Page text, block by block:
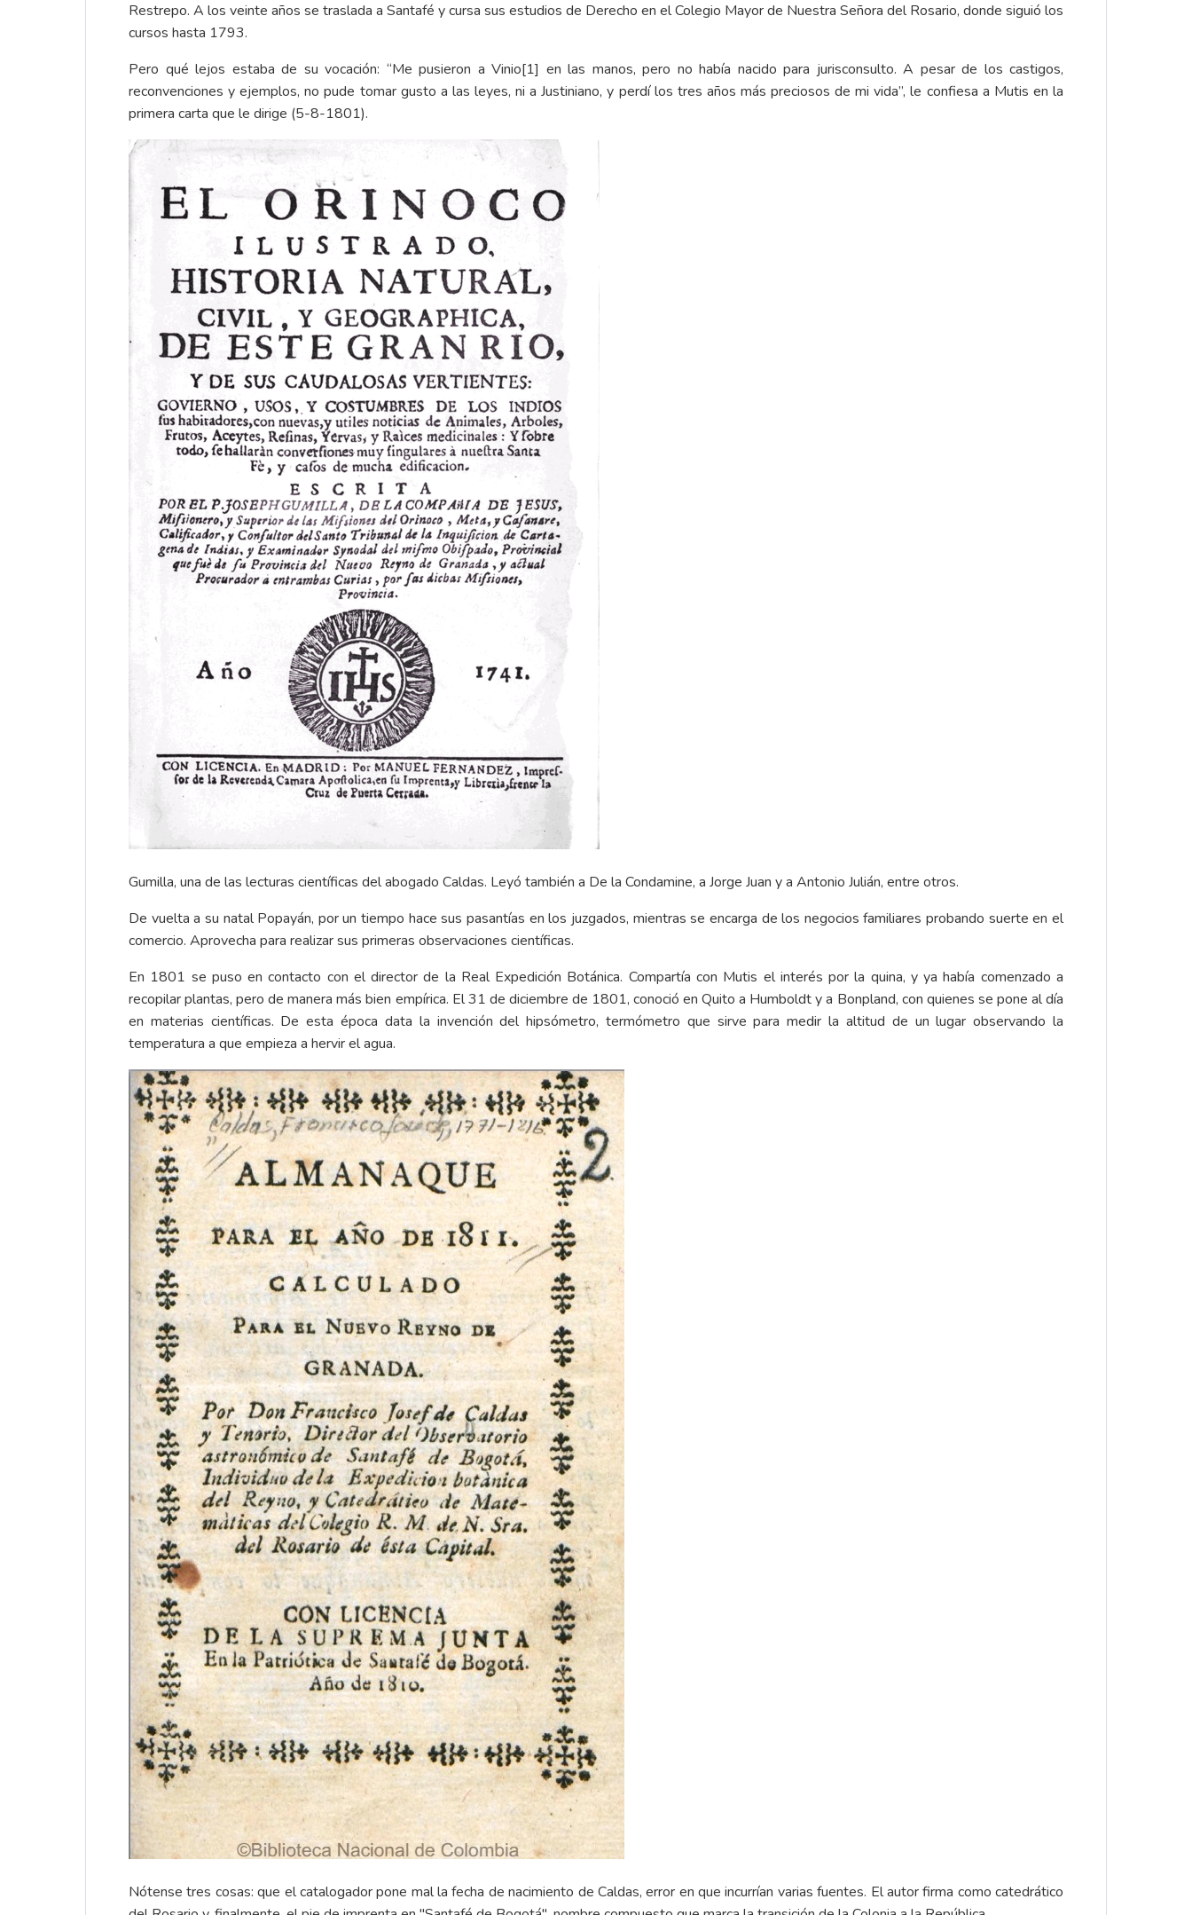
Restrepo. A los veinte años se traslada a Santafé y cursa sus estudios de Derecho en el Colegio Mayor de Nuestra Señora del Rosario, donde siguió los
cursos hasta 1793.
Pero qué lejos estaba de su vocación: “Me pusieron a Vinio[1] en las manos, pero no había nacido para jurisconsulto. A pesar de los castigos,
reconvenciones y ejemplos, no pude tomar gusto a las leyes, ni a Justiniano, y perdí los tres años más preciosos de mi vida”, le confiesa a Mutis en la
primera carta que le dirige (5-8-1801).
Gumilla, una de las lecturas científicas del abogado Caldas. Leyó también a De la Condamine, a Jorge Juan y a Antonio Julián, entre otros.
De vuelta a su natal Popayán, por un tiempo hace sus pasantías en los juzgados, mientras se encarga de los negocios familiares probando suerte en el
comercio. Aprovecha para realizar sus primeras observaciones científicas.
En 1801 se puso en contacto con el director de la Real Expedición Botánica. Compartía con Mutis el interés por la quina, y ya había comenzado a
recopilar plantas, pero de manera más bien empírica. El 31 de diciembre de 1801, conoció en Quito a Humboldt y a Bonpland, con quienes se pone al día
en materias científicas. De esta época data la invención del hipsómetro, termómetro que sirve para medir la altitud de un lugar observando la
temperatura a que empieza a hervir el agua.
Nótense tres cosas: que el catalogador pone mal la fecha de nacimiento de Caldas, error en que incurrían varias fuentes. El autor firma como catedrático